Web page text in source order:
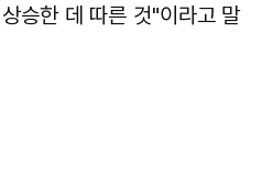
승한 데 따른 것"이라고 말